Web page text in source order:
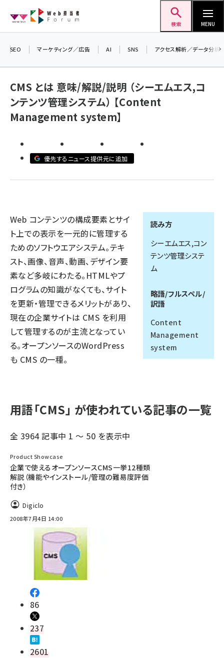
ン
検索 MENU
seo (3523)
meo (1275)
llmo (1161)
SEO マーケティング／広告 AI SNS アクセス解析／データ分析
CMS とは 意味/解説/説明 （シーエムエス,コ
ンテンツ管理システム） 【Content
Management system】
優先するニュース提供元に追加
読み方
シーエムエス,コン
テンツ管理システ
ム
略語/フルスペル/
訳語
Content
Management
system
Web コンテンツの構成要素とサイ
ト上での表示を一元的に管理する
ためのソフトウエアシステム。テキ
スト、画像、音声、動画、デザイン要
素など多岐にわたる。HTMLやプ
ログラムの知識がなくても、サイト
を更新・管理できるメリットがあり、
現在の企業サイトは CMS を利用
して管理するのが主流となってい
る。オープンソースのWordPress
も CMS の一種。
用語「CMS」 が使われている記事の一覧
全 3964 記事中 1 ～ 50 を表示中
Product Showcase
企業で使えるオープンソースCMS一挙12種類
解説（機能やインストール/管理の難易度評価
付き）
Digiclo
2008年7月4日 14:00
86
237
2601